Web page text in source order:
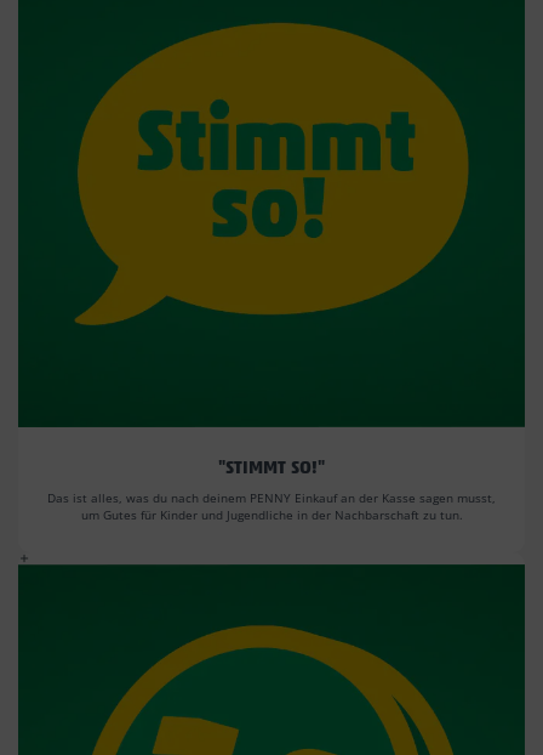
"STIMMT SO!"
Das ist alles, was du nach deinem PENNY Einkauf an der Kasse sagen musst,
um Gutes für Kinder und Jugendliche in der Nachbarschaft zu tun.